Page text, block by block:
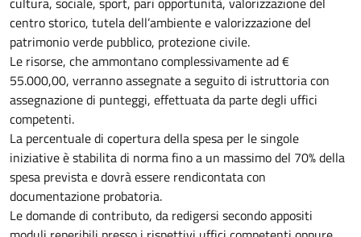
centro storico, tutela dell’ambiente e valorizzazione del
patrimonio verde pubblico, protezione civile.
Le risorse, che ammontano complessivamente ad €
55.000,00, verranno assegnate a seguito di istruttoria con
assegnazione di punteggi, effettuata da parte degli uffici
competenti.
La percentuale di copertura della spesa per le singole
iniziative è stabilita di norma fino a un massimo del 70% della
spesa prevista e dovrà essere rendicontata con
documentazione probatoria.
Le domande di contributo, da redigersi secondo appositi